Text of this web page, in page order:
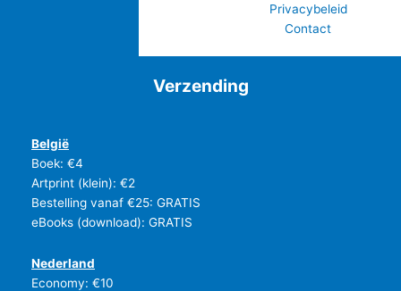
Privacybeleid
Contact
Verzending
België
Boek: €4
Artprint (klein): €2
Bestelling vanaf €25: GRATIS
eBooks (download): GRATIS
Nederland
Economy: €10